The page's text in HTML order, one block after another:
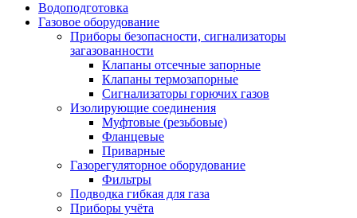
Водоподготовка
Газовое оборудование
Приборы безопасности, сигнализаторы
загазованности
Клапаны отсечные запорные
Клапаны термозапорные
Сигнализаторы горючих газов
Изолирующие соединения
Муфтовые (резьбовые)
Фланцевые
Приварные
Газорегуляторное оборудование
Фильтры
Подводка гибкая для газа
Приборы учёта